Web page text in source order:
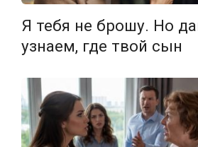
Я тебя не брошу. Но
узнаем, где твой сын